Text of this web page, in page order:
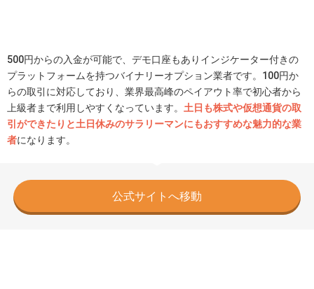
500円からの入金が可能で、デモ口座もありインジケーター付きの
プラットフォームを持つバイナリーオプション業者です。100円か
らの取引に対応しており、業界最高峰のペイアウト率で初心者から
上級者まで利用しやすくなっています。 土日も株式や仮想通貨の取
引ができたりと土日休みのサラリーマンにもおすすめな魅力的な業
者になります。
公式サイトへ移動